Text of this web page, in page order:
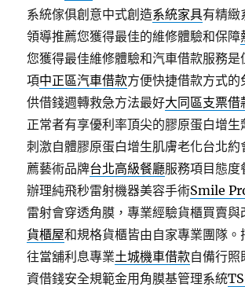
系統傢俱創意中式創造系統家具有精緻
領導推薦您獲得最佳的維修體驗和保障
您獲得最佳維修體驗和汽車借款服務是
項中正區汽車借款方便快捷借款方式的
供借錢週轉救急方法最好大同區支票借
正常者有享優利率頂尖的膠原蛋白增生
刺激自體膠原蛋白增生肌膚老化台北約
薦藝術品牌台北高級餐廳服務項目態度
辦理純飛秒雷射機器美容手術Smile
雷射會穿透角膜，專業經驗貨櫃買賣與
貨櫃屋和規格貨櫃皆由自家專業團隊。
往當舖利息專業土城機車借款自備行照
資借錢安全規範金用角膜基管理系統